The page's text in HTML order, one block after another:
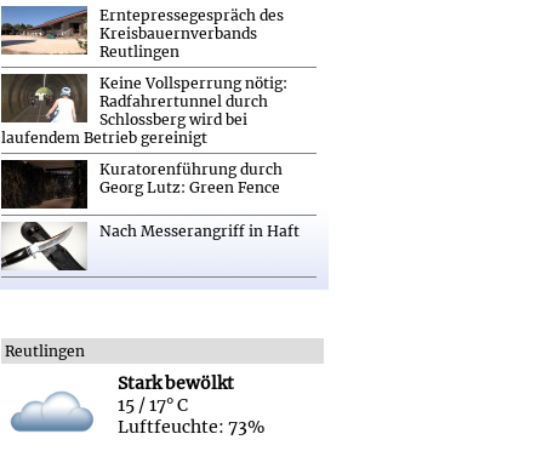
Erntepressegespräch des
Kreisbauernverbands
Reutlingen
Keine Vollsperrung nötig:
Radfahrertunnel durch
Schlossberg wird bei
laufendem Betrieb gereinigt
Kuratorenführung durch
Georg Lutz: Green Fence
Nach Messerangriff in Haft
Reutlingen
Stark bewölkt
15 / 17° C
Luftfeuchte: 73%